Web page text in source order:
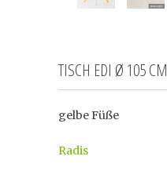
TISCH EDI Ø 105 CM
gelbe Füße
Radis